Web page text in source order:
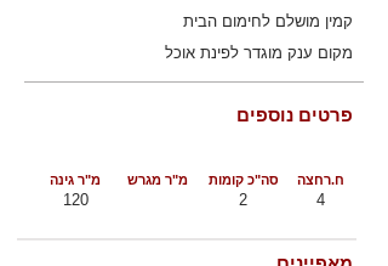
קמין מושלם לחימום הבית
מקום ענק מוגדר לפינת אוכל
פרטים נוספים
סה"כ קומות מ"ר גינה מ"ר מגרש ח.רחצה
120 2 4